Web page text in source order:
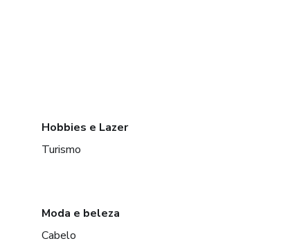
Hobbies e Lazer
Turismo
Moda e beleza
Cabelo